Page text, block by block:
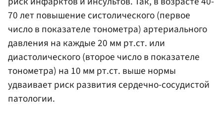
70 лет повышение систолического (первое
число в показателе тонометра) артериального
давления на каждые 20 мм рт.ст. или
диастолического (второе число в показателе
тонометра) на 10 мм рт.ст. выше нормы
удваивает риск развития сердечно-сосудистой
патологии.